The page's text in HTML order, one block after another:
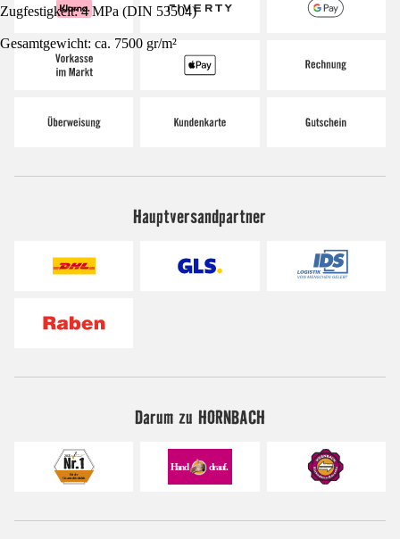
Zugfestigkeit: 4 MPa (DIN 53504)
Gesamtgewicht: ca. 7500 gr/m²
Hauptversandpartner
Darum zu HORNBACH